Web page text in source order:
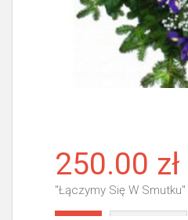
250.00 zł
"Łączymy Się W Smutku"